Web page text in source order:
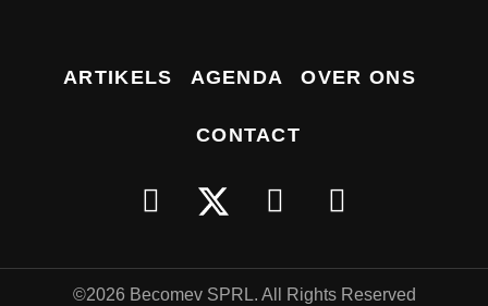
ARTIKELS AGENDA OVER ONS
CONTACT
©2026 Becomev SPRL. All Rights Reserved